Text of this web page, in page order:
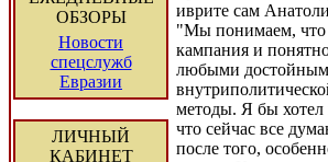
ОБЗОРЫ
Новости
спецслужб
Евразии
ЛИЧНЫЙ
КАБИНЕТ
иврите сам
"Мы понимаем, что
кампания и
любыми
методы. Я бы хотел
что сейчас все
после того,